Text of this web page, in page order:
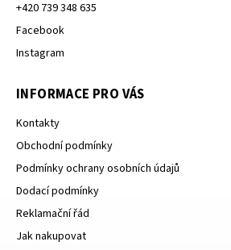
+420 739 348 635
Facebook
Instagram
INFORMACE PRO VÁS
Kontakty
Obchodní podmínky
Podmínky ochrany osobních údajů
Dodací podmínky
Reklamační řád
Jak nakupovat